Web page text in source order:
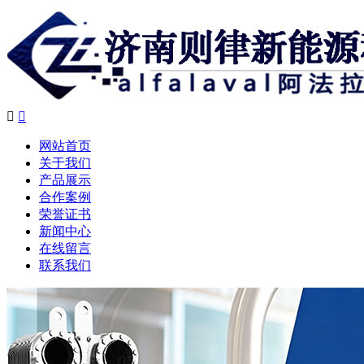
 
网站首页
关于我们
产品展示
合作案例
荣誉证书
新闻中心
在线留言
联系我们